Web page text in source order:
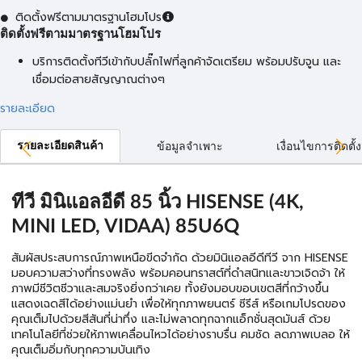
ติดตั้งฟรีตามมาตรฐานโฮมโปร
ติดตั้งฟรีตามมาตรฐานโฮมโปร
บริการติดตั้งทีวีเข้ากับปลั๊กไฟที่ลูกค้าจัดเตรียม พร้อมปรับจูน และ
เชื่อมต่อสายสัญญาณต่างๆ
รายละเอียด
รายละเอียดสินค้า ข้อมูลจำเพาะ เงื่อนไขการติดตั้ง
ทีวี มินิแอลอีดี 85 นิ้ว HISENSE (4K,
MINI LED, VIDAA) 85U6Q
สัมผัสประสบการณ์ภาพเหนือขีดจำกัด ด้วยมินิแอลอีดีทีวี จาก HISENSE
มอบความสว่างที่ทรงพลัง พร้อมคอนทราสต์ที่ดำสนิทและขาวเจิดจ้า ให้
ภาพมีชีวิตชีวาและสมจริงยิ่งกว่าเคย ทั้งยังมอบขอบเขตสีที่กว้างขึ้น
แสดงเฉดสีได้อย่างแม่นยำ เพื่อให้ทุกภาพยนตร์ ซีรีส์ หรือเกมโปรดของ
คุณเต็มไปด้วยสีสันที่น่าทึ่ง และไม่พลาดทุกฉากแอ็กชั่นสุดมันส์ ด้วย
เทคโนโลยีที่ช่วยให้ภาพเคลื่อนไหวได้อย่างราบรื่น คมชัด ลดภาพเบลอ ให้
คุณเต็มอิ่มกับทุกความบันเทิง